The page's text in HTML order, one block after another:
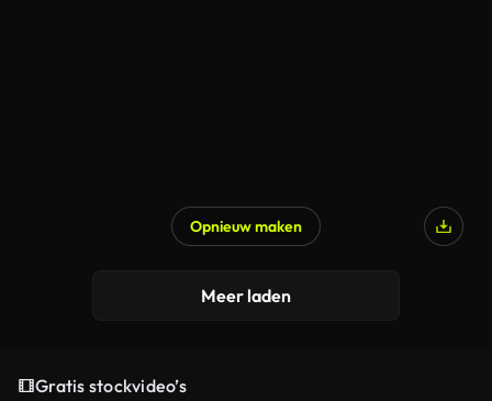
Opnieuw maken
Meer laden
Gratis stockvideo’s